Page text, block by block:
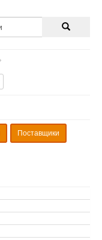
Поставщики